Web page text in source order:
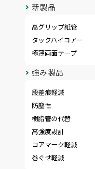
新製品
高グリップ紙管
タックハイコアー
極薄両面テープ
強み製品
段差痕軽減
防塵性
樹脂管の代替
高強度設計
コアマーク軽減
巻ぐせ軽減